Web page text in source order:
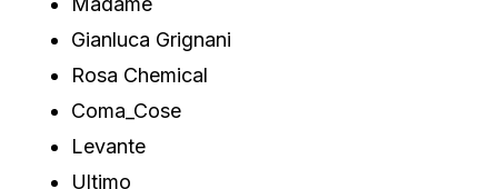
Gianluca Grignani
Rosa Chemical
Coma_Cose
Levante
Ultimo